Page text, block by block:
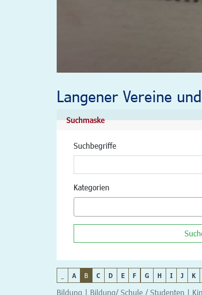
Langener Vereine
Suchmaske
Suchbegriffe
Kategorien
A B C D E F G H I J K
Bildung | Bildung/ Schule / Studenten |